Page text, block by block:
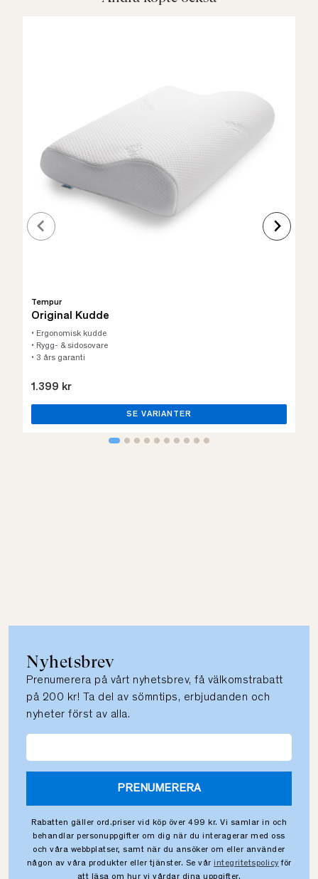
Tempur
Original Kudde
• Ergonomisk kudde
• Rygg- & sidosovare
• 3 års garanti
1.399 kr
SE VARIANTER
Nyhetsbrev
Prenumerera på vårt nyhetsbrev, få välkomstrabatt
på 200 kr! Ta del av sömntips, erbjudanden och
nyheter först av alla.
PRENUMERERA
Rabatten gäller ord.priser vid köp över 499 kr. Vi samlar in och
behandlar personuppgifter om dig när du interagerar med oss
och våra webbplatser, samt när du ansöker om eller använder
någon av våra produkter eller tjänster. Se vår integritetspolicy för
att läsa om hur vi vårdar dina uppgifter.